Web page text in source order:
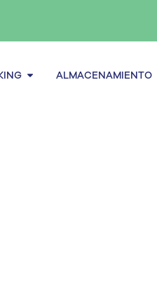
Abrir Networking
ALMACENAMIENTO